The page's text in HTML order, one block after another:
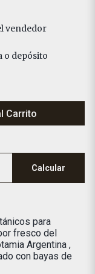
vendedor
depósito
Carrito
Calcular
para
fresco del
Argentina ,
con bayas de